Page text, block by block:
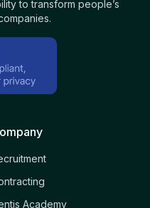
to transform people’s
Academy